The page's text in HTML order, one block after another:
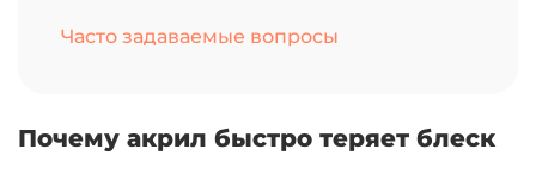
Часто задаваемые вопросы
Почему акрил быстро теряет блеск